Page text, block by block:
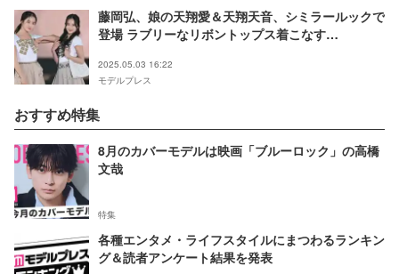
藤岡弘、娘の天翔愛＆天翔天音、シミラールックで
登場 ラブリーなリボントップス着こなす
2025.05.03 16:22
モデルプレス
おすすめ特集
8月のカバーモデルは映画「ブルーロック」の高橋
文哉
特集
各種エンタメ・ライフスタイルにまつわるランキン
グ＆読者アンケート結果を発表